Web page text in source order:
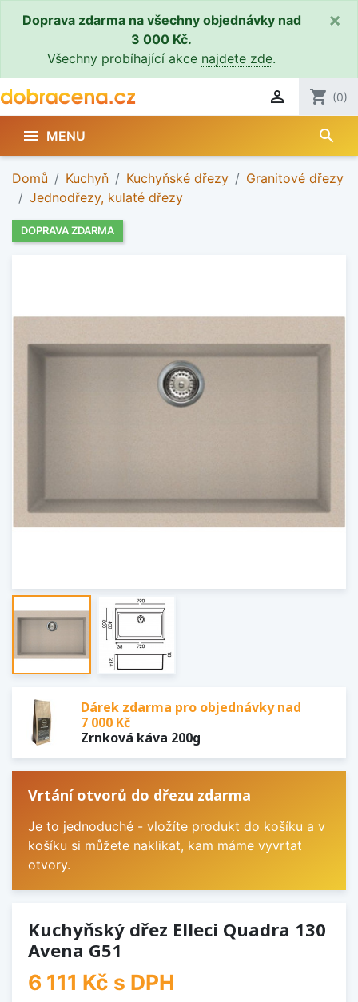
Doprava zdarma na všechny objednávky nad
3 000 Kč.
Všechny probíhající akce najdete zde.
×
 shopping_cart (0)
 MENU search
Domů Kuchyň Kuchyňské dřezy
Granitové dřezy
Jednodřezy, kulaté dřezy
DOPRAVA ZDARMA
Dárek zdarma pro objednávky nad
7 000 Kč
Zrnková káva 200g
Vrtání otvorů do dřezu zdarma
Je to jednoduché - vložíte produkt do košíku a v
košíku si můžete naklikat, kam máme vyvrtat
otvory.
Kuchyňský dřez Elleci Quadra 130
Avena G51
6 111 Kč s DPH